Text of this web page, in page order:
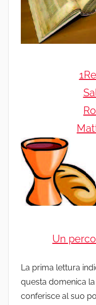
Un
La prima lettura
questa domenica
conferisce al suo